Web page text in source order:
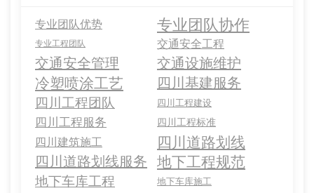
专业团队优势 专业团队协作
专业工程团队 交通安全工程
交通安全管理 交通设施维护
冷塑喷涂工艺 四川基建服务
四川工程团队 四川工程建设
四川工程服务 四川工程标准
四川建筑施工 四川道路划线
四川道路划线服务 地下工程规范
地下车库工程 地下车库施工